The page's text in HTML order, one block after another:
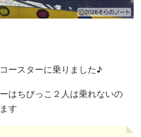
ースターに乗りました♪
はちびっこ２人は乗れないの
す